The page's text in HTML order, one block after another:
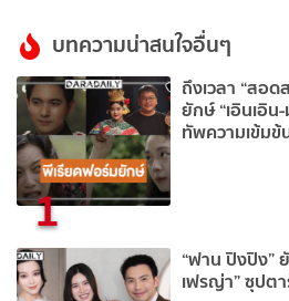
บทความน่าสนใจอื่นๆ
1
ถึงเวลา “สอ
ยักษ์ “เอินเอิน
ทัพความเข้มข้
“ฟาน ปิงปิง”
เฟรญ่า” ซุปต